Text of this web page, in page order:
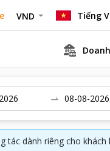
VND Tiếng
dành riêng cho